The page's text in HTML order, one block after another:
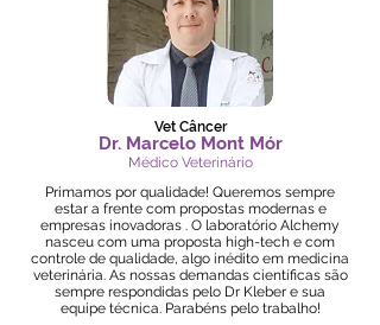
Vet Câncer
Dr. Marcelo Mont Mór
Médico Veterinário
Primamos por qualidade! Queremos sempre
estar a frente com propostas modernas e
empresas inovadoras . O laboratório Alchemy
nasceu com uma proposta high-tech e com
controle de qualidade, algo inédito em medicina
veterinária. As nossas demandas científicas são
sempre respondidas pelo Dr Kleber e sua
equipe técnica. Parabéns pelo trabalho!